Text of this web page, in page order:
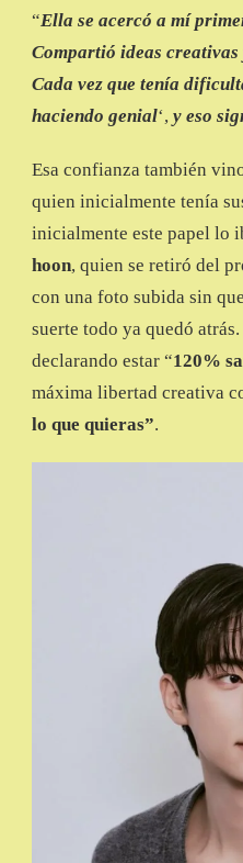
“Ella se acercó a mí
Compartió ideas
Cada vez que tenía
haciendo genial‘, y eso
Esa confianza también
quien inicialmente tenía
inicialmente este papel lo
hoon, quien se retiró del
con una foto subida sin
suerte todo ya quedó
declarando estar “120%
máxima libertad creativa
lo que quieras”.